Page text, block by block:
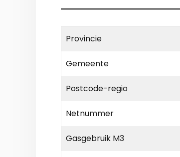
Provincie
Gemeente
Postcode-regio
Netnummer
Gasgebruik M3